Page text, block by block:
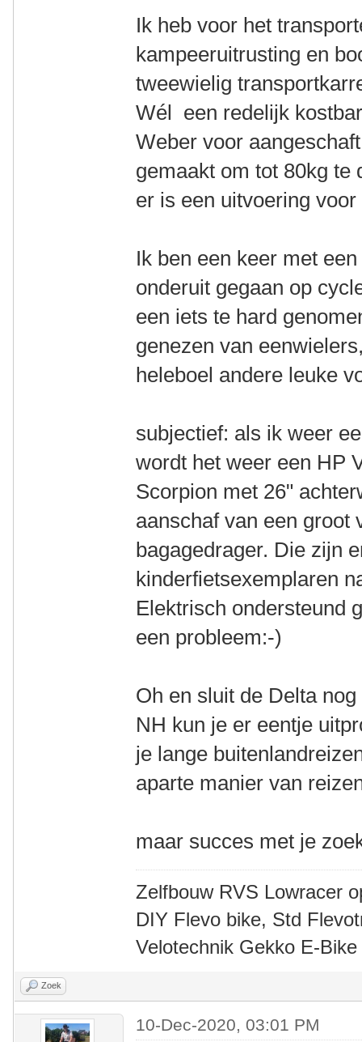
Ik heb voor het
kampeeruitrusting en
tweewielig
Wél een redelijk
Weber voor
gemaakt om tot 80kg te
er is een uitvoering
Ik ben een keer met
onderuit gegaan op
een iets te hard
genezen van
heleboel andere leuke
subjectief: als ik weer
wordt het weer een HP
Scorpion met 26"
aanschaf van een groot
bagagedrager. Die zijn
kinderfietsexemplaren
Elektrisch ondersteund
een probleem:-)
Oh en sluit de Delta
NH kun je er eentje
je lange
aparte manier van
maar succes met je
Zelfbouw RVS Lowracer
DIY Flevo bike, Std
Velotechnik Gekko E-Bike
Zoek
10-Dec-2020, 03:01 PM